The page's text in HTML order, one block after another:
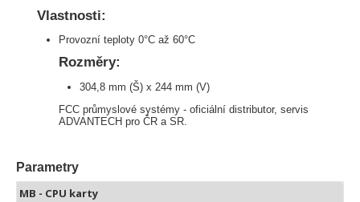
Vlastnosti:
Provozní teploty 0°C až 60°C
Rozměry:
304,8 mm (Š) x 244 mm (V)
FCC průmyslové systémy - oficiální distributor, servis
ADVANTECH pro ČR a SR.
Parametry
MB - CPU karty